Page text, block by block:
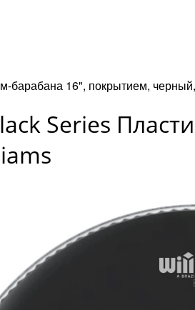
барабана 16", покрытием,
Series